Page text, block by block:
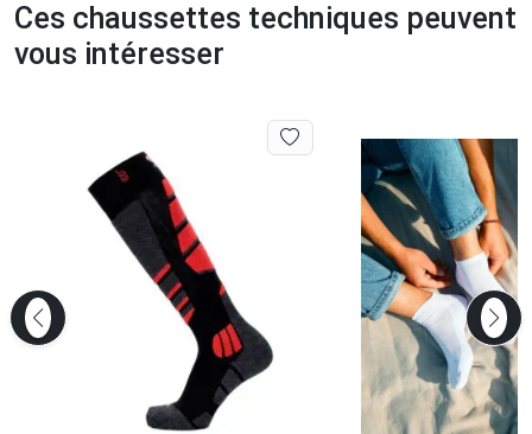
Ces chaussettes techniques peuvent
vous intéresser